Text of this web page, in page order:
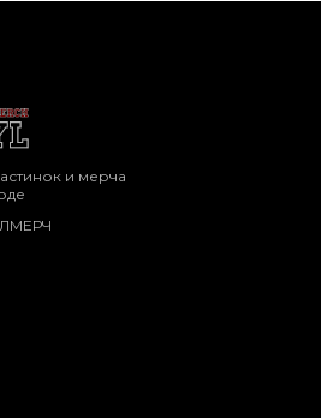
и мерча